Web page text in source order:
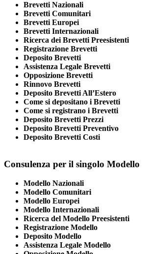
Brevetti Nazionali
Brevetti Comunitari
Brevetti Europei
Brevetti Internazionali
Ricerca dei Brevetti Preesistenti
Registrazione Brevetti
Deposito Brevetti
Assistenza Legale Brevetti
Opposizione Brevetti
Rinnovo Brevetti
Deposito Brevetti All’Estero
Come si depositano i Brevetti
Come si registrano i Brevetti
Deposito Brevetti Prezzi
Deposito Brevetti Preventivo
Deposito Brevetti Costi
Consulenza per il singolo Modello
Modello Nazionali
Modello Comunitari
Modello Europei
Modello Internazionali
Ricerca del Modello Preesistenti
Registrazione Modello
Deposito Modello
Assistenza Legale Modello